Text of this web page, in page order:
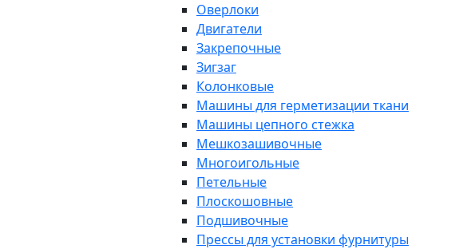
Оверлоки
Двигатели
Закрепочные
Зигзаг
Колонковые
Машины для герметизации ткани
Машины цепного стежка
Мешкозашивочные
Многоигольные
Петельные
Плоскошовные
Подшивочные
Прессы для установки фурнитуры